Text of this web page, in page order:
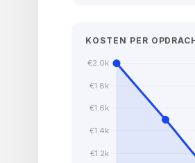
KOSTEN PER